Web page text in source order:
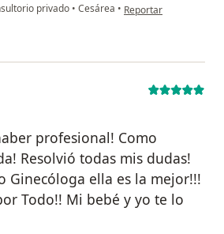
privado • Cesárea • en opinión del usuario
Reportar
profesional! Como
Resolvió todas mis dudas!
Ginecóloga ella es la mejor!!!
Todo!! Mi bebé y yo te lo